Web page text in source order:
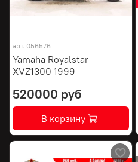
арт. 056576
Yamaha Royalstar
XVZ1300 1999
520000 руб
В корзину